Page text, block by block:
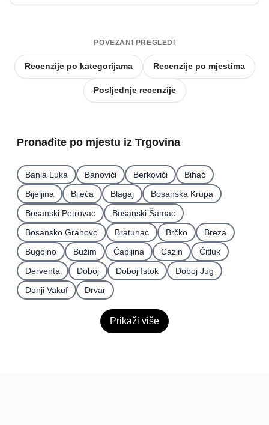
POVEZANI PREGLEDI
Recenzije po kategorijama Recenzije po mjestima
Posljednje recenzije
Pronađite po mjestu iz Trgovina
Banja Luka Banovići Berkovići
Bihać
Bijeljina
Bileća Blagaj
Bosanska Krupa
Bosanski Petrovac
Bosanski Šamac
Bosansko Grahovo
Bratunac Brčko
Breza
Bugojno
Bužim Čapljina Cazin
Čitluk
Derventa
Doboj Doboj Istok
Doboj Jug
Donji Vakuf
Drvar
Prikaži više